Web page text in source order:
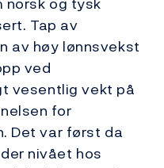
Tap av
av høy lønnsvekst
ved
vesentlig vekt på
for
Det var først da
nivået hos